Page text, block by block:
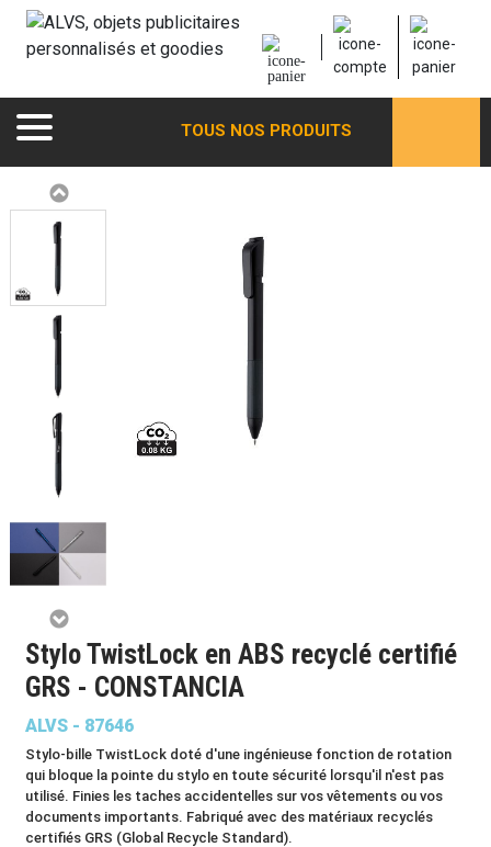
TOUS NOS PRODUITS
Stylo TwistLock en ABS recyclé certifié
GRS - CONSTANCIA
ALVS - 87646
Stylo-bille TwistLock doté d'une ingénieuse fonction de rotation
qui bloque la pointe du stylo en toute sécurité lorsqu'il n'est pas
utilisé. Finies les taches accidentelles sur vos vêtements ou vos
documents importants. Fabriqué avec des matériaux recyclés
certifiés GRS (Global Recycle Standard).